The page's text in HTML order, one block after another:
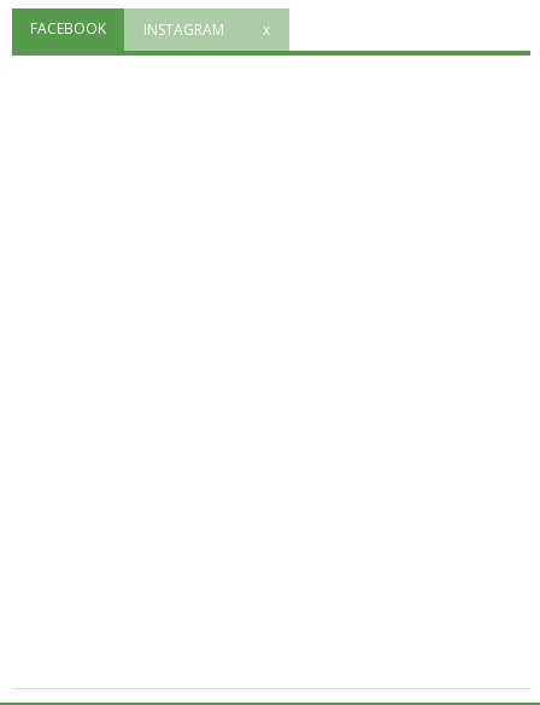
"Superare gli ostacoli": la relazione di Tiziano Pesce al CN Uisp
FACEBOOK INSTAGRAM x